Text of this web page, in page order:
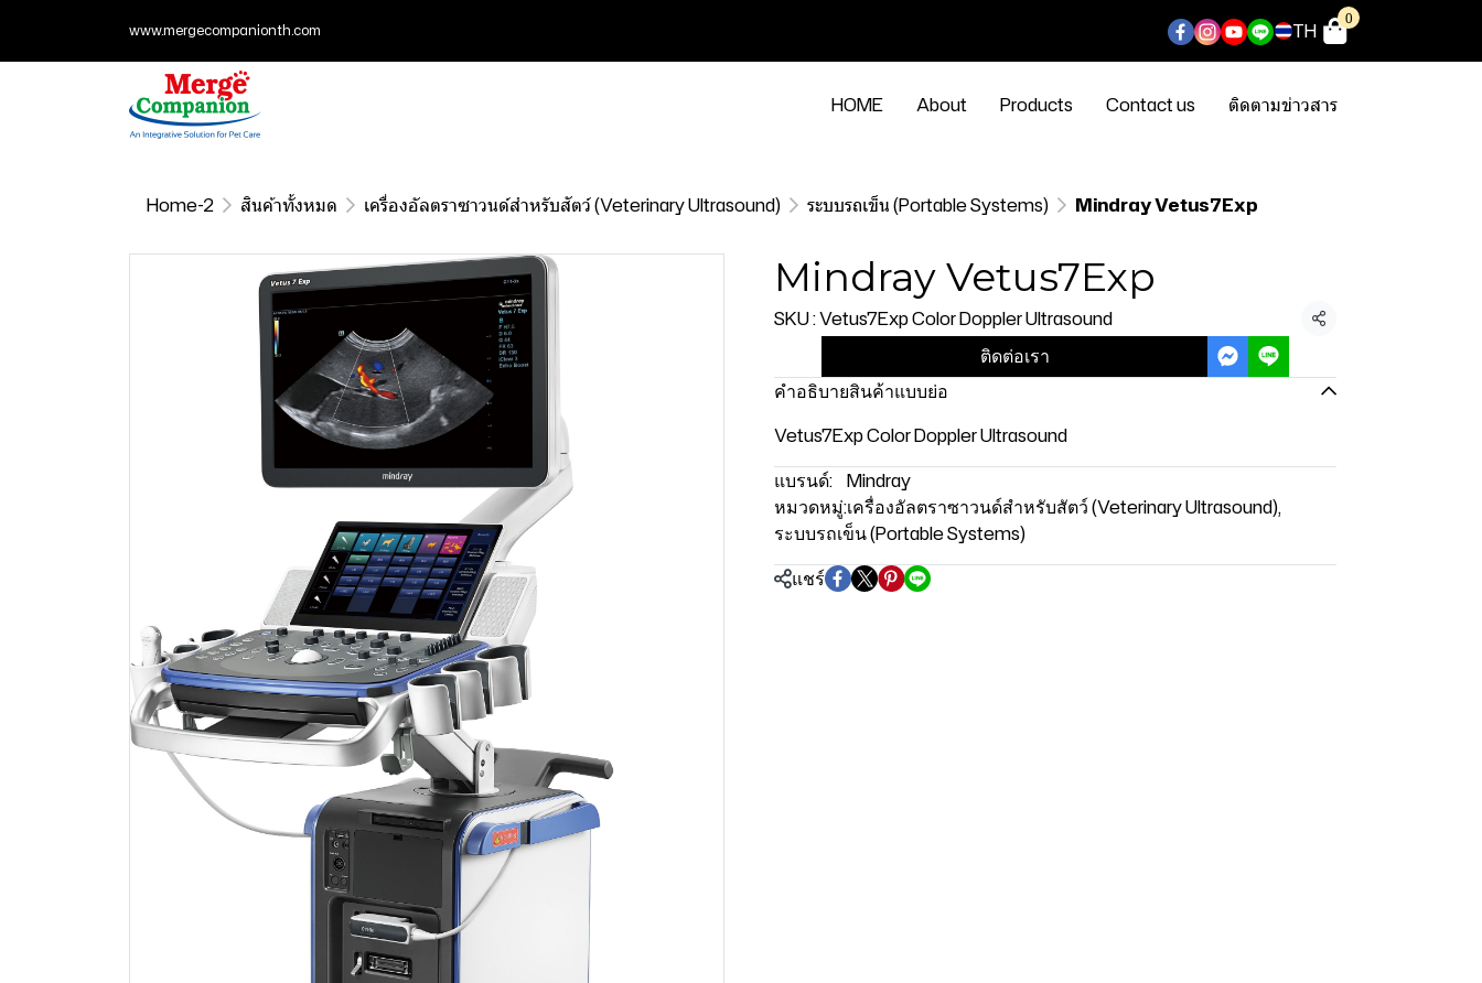
www.mergecompanionth.com TH
0
HOME About Products Contact us ติดตามข่าวสาร
Home-2 สินค้าทั้งหมด เครื่องอัลตราซาวนด์สำหรับสัตว์ (Veterinary Ultrasound) ระบบรถเข็น (Portable Systems) Mindray Vetus7Exp
Mindray Vetus7Exp
SKU : Vetus7Exp Color Doppler Ultrasound
แชร์
ติดต่อเรา
คำอธิบายสินค้าแบบย่อ
Vetus7Exp Color Doppler Ultrasound
แบรนด์: Mindray
หมวดหมู่:เครื่องอัลตราซาวนด์สำหรับสัตว์ (Veterinary Ultrasound),
ระบบรถเข็น (Portable Systems)
แชร์